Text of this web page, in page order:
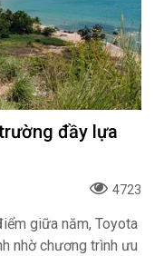
đầy lựa
4723
giữa năm, Toyota
nhờ chương trình ưu